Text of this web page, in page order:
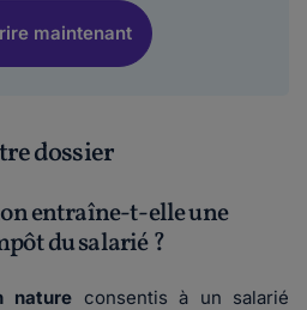
maintenant
dossier
entraîne-t-elle une
du salarié ?
nature consentis à un salarié